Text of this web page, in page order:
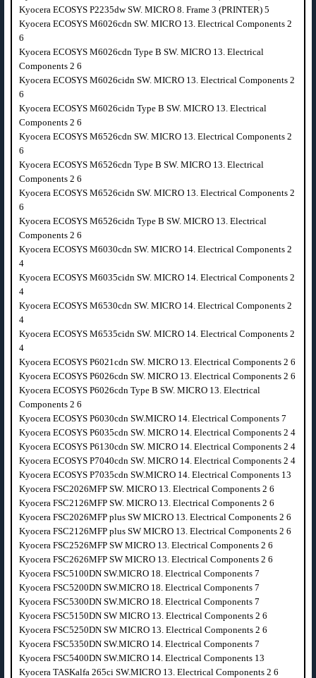
Kyocera ECOSYS P2235dw SW. MICRO 8. Frame 3 (PRINTER) 5
Kyocera ECOSYS M6026cdn SW. MICRO 13. Electrical Components 2
6
Kyocera ECOSYS M6026cdn Type B SW. MICRO 13. Electrical
Components 2 6
Kyocera ECOSYS M6026cidn SW. MICRO 13. Electrical Components 2
6
Kyocera ECOSYS M6026cidn Type B SW. MICRO 13. Electrical
Components 2 6
Kyocera ECOSYS M6526cdn SW. MICRO 13. Electrical Components 2
6
Kyocera ECOSYS M6526cdn Type B SW. MICRO 13. Electrical
Components 2 6
Kyocera ECOSYS M6526cidn SW. MICRO 13. Electrical Components 2
6
Kyocera ECOSYS M6526cidn Type B SW. MICRO 13. Electrical
Components 2 6
Kyocera ECOSYS M6030cdn SW. MICRO 14. Electrical Components 2
4
Kyocera ECOSYS M6035cidn SW. MICRO 14. Electrical Components 2
4
Kyocera ECOSYS M6530cdn SW. MICRO 14. Electrical Components 2
4
Kyocera ECOSYS M6535cidn SW. MICRO 14. Electrical Components 2
4
Kyocera ECOSYS P6021cdn SW. MICRO 13. Electrical Components 2 6
Kyocera ECOSYS P6026cdn SW. MICRO 13. Electrical Components 2 6
Kyocera ECOSYS P6026cdn Type B SW. MICRO 13. Electrical
Components 2 6
Kyocera ECOSYS P6030cdn SW.MICRO 14. Electrical Components 7
Kyocera ECOSYS P6035cdn SW. MICRO 14. Electrical Components 2 4
Kyocera ECOSYS P6130cdn SW. MICRO 14. Electrical Components 2 4
Kyocera ECOSYS P7040cdn SW. MICRO 14. Electrical Components 2 4
Kyocera ECOSYS P7035cdn SW.MICRO 14. Electrical Components 13
Kyocera FSC2026MFP SW. MICRO 13. Electrical Components 2 6
Kyocera FSC2126MFP SW. MICRO 13. Electrical Components 2 6
Kyocera FSC2026MFP plus SW MICRO 13. Electrical Components 2 6
Kyocera FSC2126MFP plus SW MICRO 13. Electrical Components 2 6
Kyocera FSC2526MFP SW MICRO 13. Electrical Components 2 6
Kyocera FSC2626MFP SW MICRO 13. Electrical Components 2 6
Kyocera FSC5100DN SW.MICRO 18. Electrical Components 7
Kyocera FSC5200DN SW.MICRO 18. Electrical Components 7
Kyocera FSC5300DN SW.MICRO 18. Electrical Components 7
Kyocera FSC5150DN SW MICRO 13. Electrical Components 2 6
Kyocera FSC5250DN SW MICRO 13. Electrical Components 2 6
Kyocera FSC5350DN SW.MICRO 14. Electrical Components 7
Kyocera FSC5400DN SW.MICRO 14. Electrical Components 13
Kyocera TASKalfa 265ci SW.MICRO 13. Electrical Components 2 6